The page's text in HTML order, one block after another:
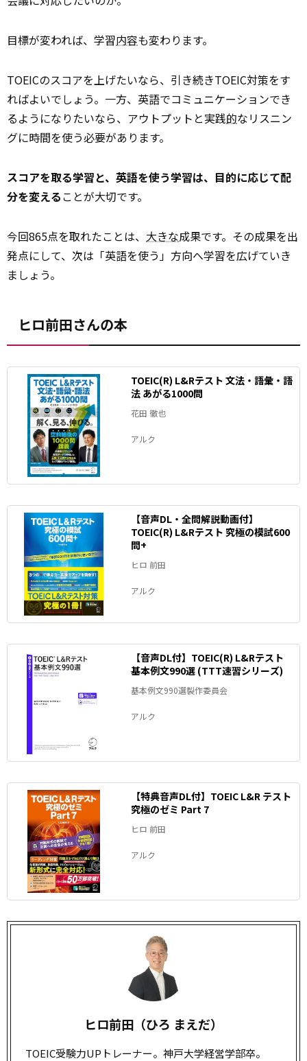
目標が変われば、学習内容も変わります。
TOEICのスコアを上げたいなら、引き続きTOEIC対策をす
ればよいでしょう。一方、英語でコミュニケーションでき
るようになりたいなら、アウトプットと実践的なリスニン
グに時間を使う必要があります。
スコアを取る学習と、英語を使う学習は、目的に応じて配
分を変えることが大切です。
今回865点を取れたことは、 大きな成果です。その成果を出
発点にして、次は「英語を使う」方向へ学習を広げていき
ましょう。
ヒロ前田さんの本
TOEIC(R) L&Rテスト 文法・語彙・語
法 あがる1000問
花田 徹也
アルク
【音声DL・全問解説動画付】
TOEIC(R) L&Rテスト 究極の模試600
問+
ヒロ 前田
アルク
【音声DL付】TOEIC(R) L&Rテスト
基本例文990選 (TTT速習シリーズ)
基本例文990選製作委員会
アルク
【特典音声DL付】TOEIC L&R テスト
究極のゼミ Part 7
ヒロ 前田
アルク
ヒロ前田（ひろ まえだ）
TOEIC受験力UPトレーナー。神戸大学経営学部卒。